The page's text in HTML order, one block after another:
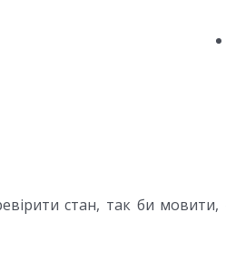
стан, так би мовити,